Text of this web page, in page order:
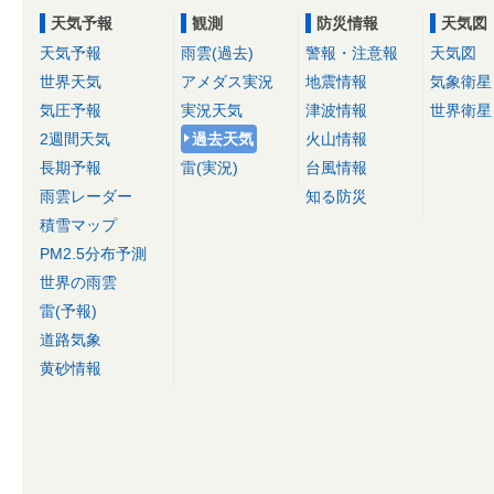
天気予報
天気予報
世界天気
気圧予報
2週間天気
長期予報
雨雲レーダー
積雪マップ
PM2.5分布予測
世界の雨雲
雷(予報)
道路気象
黄砂情報
観測
雨雲(過去)
アメダス実況
実況天気
過去天気
雷(実況)
防災情報
警報・注意報
地震情報
津波情報
火山情報
台風情報
知る防災
天気図
天気図
気象衛星
世界衛星